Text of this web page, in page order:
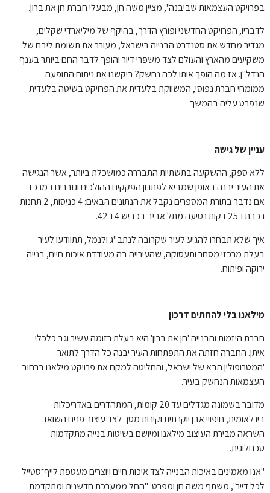
בפרויקט העצמאות שביבנה", מציין משה חן, מבעלי חברת חן את ברון.
לדבריו, הפרויקט החדשני ופורץ הדרך, בהיקף של מיליארדי שקלים,
מגדיר מחדש את סטנדרט הבנייה בישראל, מעורר את תשומת ליבם של
משקיעים מהארץ והעולם לצד משפרי דיור והופך לדבר החם ביותר בענף
הנדל"ן. אז מה הופך אותו לכה נחשק? ביקשנו את ניתוח התופעה
ממומחי חברת נפוסי, המשווקת בלעדית את הפרויקט בשיטה בלעדית
שנפרט עליה בהמשך.
עניין של גישה
ללא ספק, ההשקעה בתשתיות התבררה כמושכלת ביותר, אשר הנגישה
את העיר יבנה באופן שמביא לפתרון הפקקים ההולכים וגוברים במרכז
אם נדבר בתורת המספרים נקבל את הנתונים הבאים: 4 כניסות, 2 תחנות
רכבת ו־25 דקות נסיעה מתל אביב בכביש 4 ו־42.
איך שלא תבחרו להגיע לעיר שקרובה לנתב"ג ולנמל, תתוודעו לעיר
בעלת מרכזי מסחר ותעסוקה, שהעירייה בה מעודדת איכות חיים, בנייה
ירוקה ופיתוח.
מילאנו בלי להחתים דרכון
חברת היזמות והבנייה 'חן את ברון' היא בעלת רזומה עשיר וגב כלכלי
איתן. החברה חזתה את התפתחות העיר יבנה כל הדרך לתואר
'המטרופולין הבא של ישראל', והחליטה למקם את פרויקט מילאנו ברחוב
העצמאות הנחשק בעיר.
מדובר בשמונה מגדלים עד 20 קומות, המתהדרים באדריכלות
בינלאומית, חיפויי אבן יוקרתית וקירות מסך לצד עיצוב פנים השואב
השראה מבירת העיצוב מילאנו ומיושם בשיטות בנייה מתקדמות
טכנולוגית.
"אנו מאמינים באיכות הבנייה לצד איכות חיים ויוצרים מעטפת לייף־סטייל
לכל דייר", משתף משה חן ומפרט: "החל ממערכת חדשנית ומתקדמת